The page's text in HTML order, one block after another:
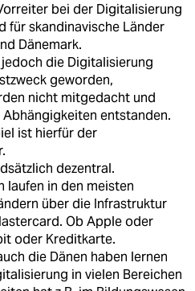
bei der Digitalisierung
für skandinavische Länder
Dänemark.
die Digitalisierung
geworden,
nicht mitgedacht und
entstanden.
ist hierfür der
dezentral.
laufen in den meisten
über die Infrastruktur
Ob Apple oder
oder Kreditkarte.
die Dänen haben lernen
in vielen Bereichen